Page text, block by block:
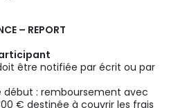
– REPORT
être notifiée par écrit ou par
début : remboursement avec
€ destinée à couvrir les frais